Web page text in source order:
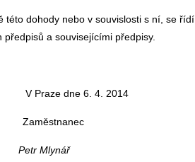
této dohody nebo v souvislosti s ní, se řídí
a souvisejícími předpisy.
dne 6. 4. 2014